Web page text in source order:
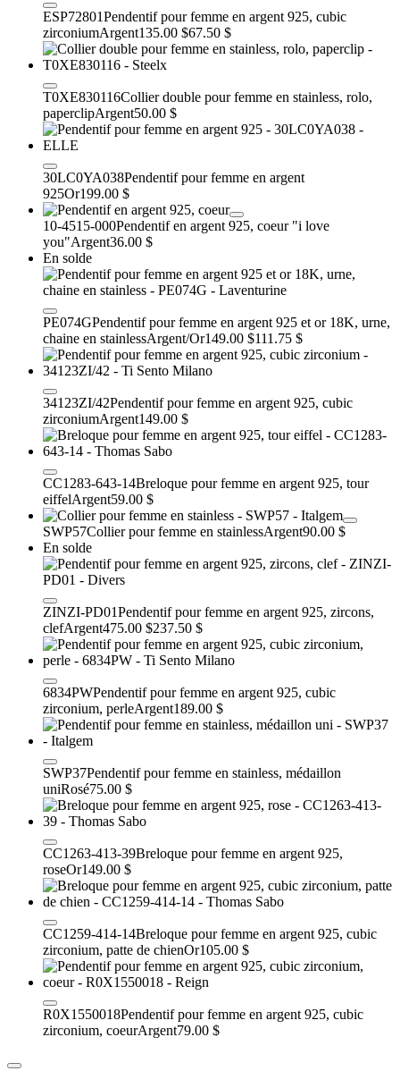
ESP72801Pendentif pour femme en argent 925, cubic
zirconiumArgent135.00 $67.50 $
T0XE830116Collier double pour femme en stainless, rolo,
paperclipArgent50.00 $
30LC0YA038Pendentif pour femme en argent
925Or199.00 $
10-4515-000Pendentif en argent 925, coeur "i love
you"Argent36.00 $
En solde
PE074GPendentif pour femme en argent 925 et or 18K, urne,
chaine en stainlessArgent/Or149.00 $111.75 $
34123ZI/42Pendentif pour femme en argent 925, cubic
zirconiumArgent149.00 $
CC1283-643-14Breloque pour femme en argent 925, tour
eiffelArgent59.00 $
SWP57Collier pour femme en stainlessArgent90.00 $
En solde
ZINZI-PD01Pendentif pour femme en argent 925, zircons,
clefArgent475.00 $237.50 $
6834PWPendentif pour femme en argent 925, cubic
zirconium, perleArgent189.00 $
SWP37Pendentif pour femme en stainless, médaillon
uniRosé75.00 $
CC1263-413-39Breloque pour femme en argent 925,
roseOr149.00 $
CC1259-414-14Breloque pour femme en argent 925, cubic
zirconium, patte de chienOr105.00 $
R0X1550018Pendentif pour femme en argent 925, cubic
zirconium, coeurArgent79.00 $